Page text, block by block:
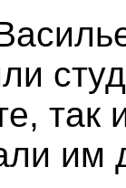
так
им